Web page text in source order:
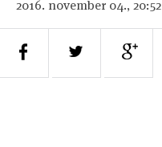
2016. november 04., 20:52